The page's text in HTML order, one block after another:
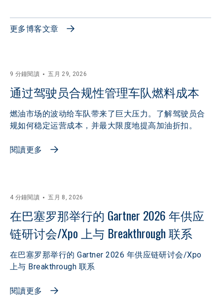
更多博客文章
9 分鐘閱讀 五月 29, 2026
通过驾驶员合规性管理车队燃料成本
燃油市场的波动给车队带来了巨大压力。了解驾驶员合
规如何稳定运营成本，并最大限度地提高加油折扣。
閱讀更多
4 分鐘閱讀 五月 8, 2026
在巴塞罗那举行的 Gartner 2026 年供应
链研讨会/Xpo 上与 Breakthrough 联系
在巴塞罗那举行的 Gartner 2026 年供应链研讨会/Xpo
上与 Breakthrough 联系
閱讀更多